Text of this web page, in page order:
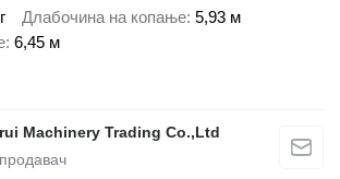
Длабочина на копање 5,93 м
6,45 м
Machinery Trading Co.,Ltd